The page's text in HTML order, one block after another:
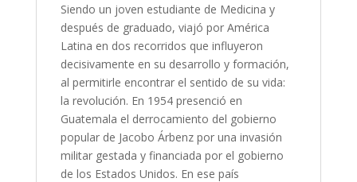
Siendo un joven estudiante de Medicina y
después de graduado, viajó por América
Latina en dos recorridos que influyeron
decisivamente en su desarrollo y formación,
al permitirle encontrar el sentido de su vida:
la revolución. En 1954 presenció en
Guatemala el derrocamiento del gobierno
popular de Jacobo Árbenz por una invasión
militar gestada y financiada por el gobierno
de los Estados Unidos. En ese país